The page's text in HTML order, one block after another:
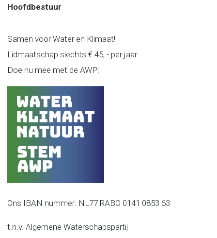
Hoofdbestuur
Samen voor Water en Klimaat!
Lidmaatschap slechts € 45, - per jaar.
Doe nu mee met de AWP!
Ons IBAN nummer: NL77 RABO 0141 0853 63
t.n.v. Algemene Waterschapspartij